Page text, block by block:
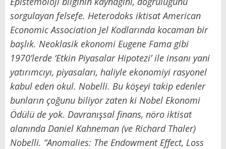
sorgulayan felsefe. Heterodoks iktisat American
Economic Association Jel Kodlarında kocaman bir
başlık. Neoklasik ekonomi Eugene Fama gibi
1970’lerde ‘Etkin Piyasalar Hipotezi’ ile insanı yani
yatırımcıyı, piyasaları, haliyle ekonomiyi rasyonel
kabul eden okul. Nobelli. Bu köşeyi takip edenler
bunların çoğunu biliyor zaten ki Nobel Ekonomi
Ödülü de yok. Davranışsal finans, nöro iktisat
alanında Daniel Kahneman (ve Richard Thaler)
Nobelli. “Anomalies: The Endowment Effect, Loss